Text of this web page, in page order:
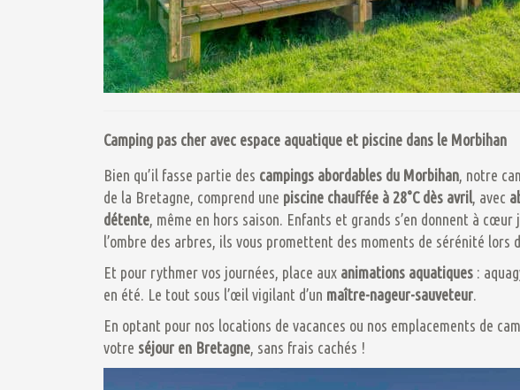
Camping pas cher avec espace aquatique et piscine dans le Morbihan
Bien qu’il fasse partie des campings abordables du Morbihan, notre
de la Bretagne, comprend une piscine chauffée à 28°C dès avril, avec
détente, même en hors saison. Enfants et grands s’en donnent à
l’ombre des arbres, ils vous promettent des moments de sérénité lors
Et pour rythmer vos journées, place aux animations aquatiques :
en été. Le tout sous l’œil vigilant d’un maître-nageur-sauveteur.
En optant pour nos locations de vacances ou nos emplacements de
votre séjour en Bretagne, sans frais cachés !